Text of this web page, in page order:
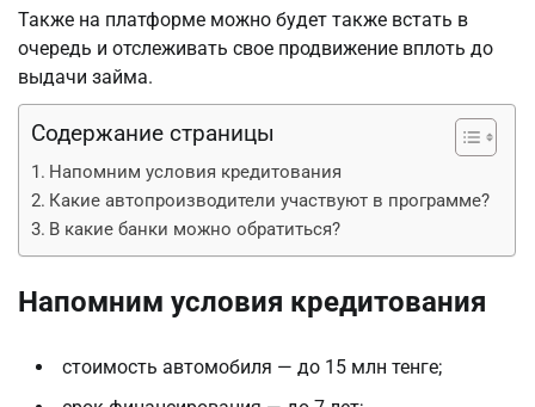
Также на платформе можно будет также встать в
очередь и отслеживать свое продвижение вплоть до
выдачи займа.
Содержание страницы
Напомним условия кредитования
Какие автопроизводители участвуют в программе?
В какие банки можно обратиться?
Напомним условия кредитования
стоимость автомобиля — до 15 млн тенге;